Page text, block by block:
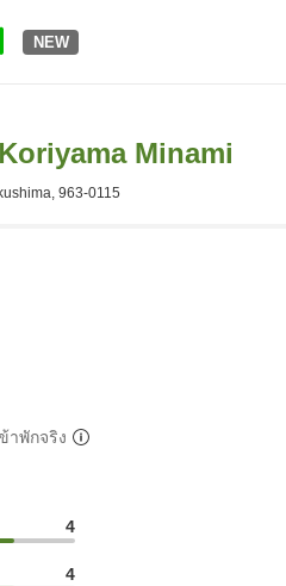
NEW
Minami
963-0115
าพักจริง
4
4